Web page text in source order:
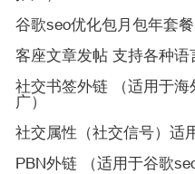
谷歌seo优化包月包年套餐
客座文章发帖 支持各种语
社交书签外链 （适用于
广）
社交属性（社交信号）适
PBN外链 （适用于谷歌